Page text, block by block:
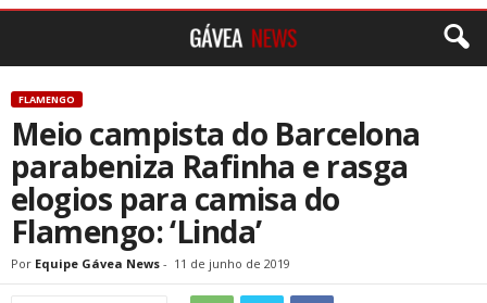
FLAMENGO
Meio campista do Barcelona
parabeniza Rafinha e rasga
elogios para camisa do
Flamengo: ‘Linda’
Por Equipe Gávea News - 11 de junho de 2019